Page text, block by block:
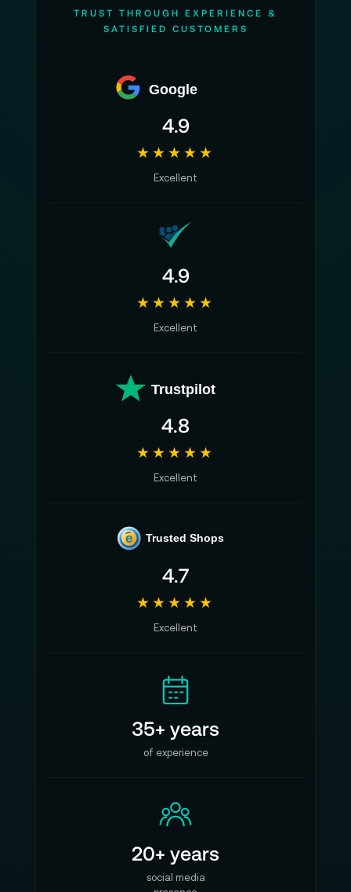
TRUST THROUGH EXPERIENCE &
SATISFIED CUSTOMERS
Google
4.9
★★★★★
Excellent
4.9
★★★★★
Excellent
Trustpilot
4.8
★★★★★
Excellent
e Trusted Shops
4.7
★★★★★
Excellent
35+ years
of experience
20+ years
social media